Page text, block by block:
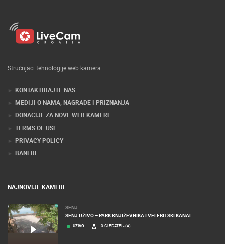
Stručnjaci tehnologije web kamera
KONTAKTIRAJTE NAS
MEDIJI O NAMA, NAGRADE I PRIZNANJA
DONACIJE ZA NOVE WEB KAMERE
TERMS OF USE
PRIVACY POLICY
BANERI
NAJNOVIJE KAMERE
SENJ
SENJ UŽIVO – PARK KNJIŽEVNIKA I VELEBITSKI KANAL
UŽIVO 0 GLEDATELJ(A)